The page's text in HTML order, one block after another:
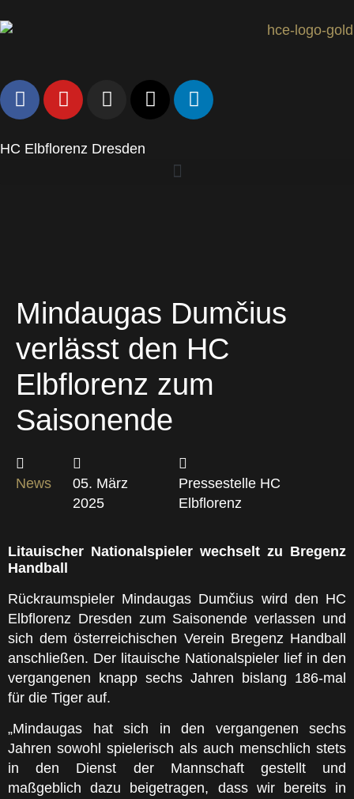
HC Elbflorenz Dresden
Mindaugas Dumčius
verlässt den HC
Elbflorenz zum
Saisonende
News
05. März
2025
Pressestelle HC
Elbflorenz
Litauischer Nationalspieler wechselt zu Bregenz
Handball
Rückraumspieler Mindaugas Dumčius wird den HC
Elbflorenz Dresden zum Saisonende verlassen und
sich dem österreichischen Verein Bregenz Handball
anschließen. Der litauische Nationalspieler lief in den
vergangenen knapp sechs Jahren bislang 186-mal
für die Tiger auf.
„Mindaugas hat sich in den vergangenen sechs
Jahren sowohl spielerisch als auch menschlich stets
in den Dienst der Mannschaft gestellt und
maßgeblich dazu beigetragen, dass wir bereits in